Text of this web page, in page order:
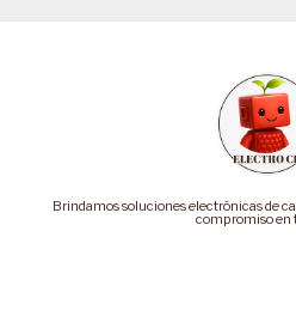
Brindamos soluciones electrónicas de
compromiso en